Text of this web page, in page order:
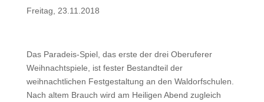
Freitag, 23.11.2018
Das Paradeis-Spiel, das erste der drei Oberuferer
Weihnachtspiele, ist fester Bestandteil der
weihnachtlichen Festgestaltung an den Waldorfschulen.
Nach altem Brauch wird am Heiligen Abend zugleich